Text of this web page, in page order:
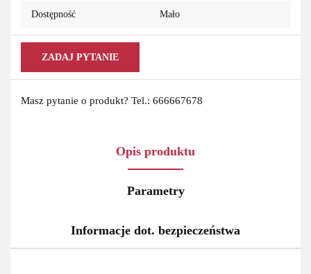
Dostępność Mało
ZADAJ PYTANIE
Masz pytanie o produkt? Tel.: 666667678
Opis produktu
Parametry
Informacje dot. bezpieczeństwa